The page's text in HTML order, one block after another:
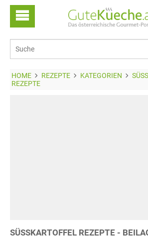
HOME REZEPTE KATEGORIEN
EZEPTE
SÜSSKARTOFFEL REZEPTE -